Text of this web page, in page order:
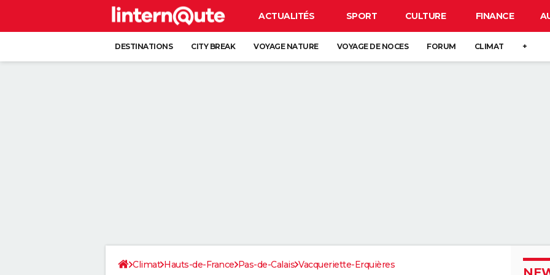
ACTUALITÉS SPORT CULTURE FINANCE
DESTINATIONS CITY BREAK VOYAGE NATURE VOYAGE DE NOCES FORUM CLIMAT +
Climat Hauts-de-France Pas-de-Calais Vacqueriette-Erquières